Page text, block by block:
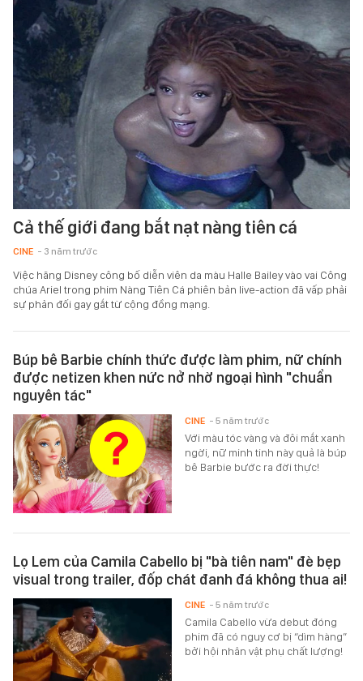
Cả thế giới đang bắt nạt nàng tiên cá
CINE - 3 năm trước
Việc hãng Disney công bố diễn viên da màu Halle Bailey vào vai Công
chúa Ariel trong phim Nàng Tiên Cá phiên bản live-action đã vấp phải
sự phản đối gay gắt từ cộng đồng mạng.
Búp bê Barbie chính thức được làm phim, nữ chính
được netizen khen nức nở nhờ ngoại hình "chuẩn
nguyên tác"
Với màu tóc vàng và đôi mắt xanh
ngời, nữ minh tinh này quả là búp
bê Barbie bước ra đời thực!
CINE - 5 năm trước
Lọ Lem của Camila Cabello bị "bà tiên nam" đè bẹp
visual trong trailer, đốp chát đanh đá không thua ai!
Camila Cabello vừa debut đóng
phim đã có nguy cơ bị “dìm hàng”
bởi hội nhân vật phụ chất lượng!
CINE - 5 năm trước